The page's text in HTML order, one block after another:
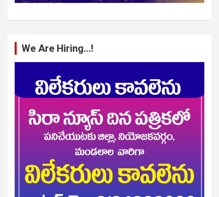
We Are Hiring…!